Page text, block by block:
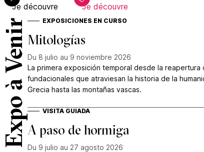
Je découvre Je découvre
Expo à Venir
CATÉGORIE
EXPOSICIONES EN CURSO
Mitologías
Du 8 julio au 9 noviembre 2026
La primera exposición temporal desde la
fundacionales que atraviesan la historia de la
Grecia hasta las montañas vascas.
CATÉGORIE
VISITA GUIADA
A paso de hormiga
Du 9 julio au 27 agosto 2026